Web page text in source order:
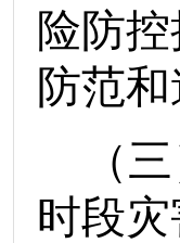
险防
防范和
（三
时段